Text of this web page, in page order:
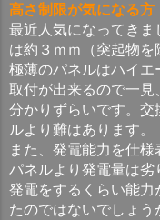
高さ制限が気になる方
最近人気になってきま
は約３ｍｍ（突起物を
極薄のパネルはハイエ
取付が出来るので一
分かりずらいです。
ルより難はあります。
また、発電能力を仕
パネルより発電量は
発電をするくらい能力
たのではないでしょ